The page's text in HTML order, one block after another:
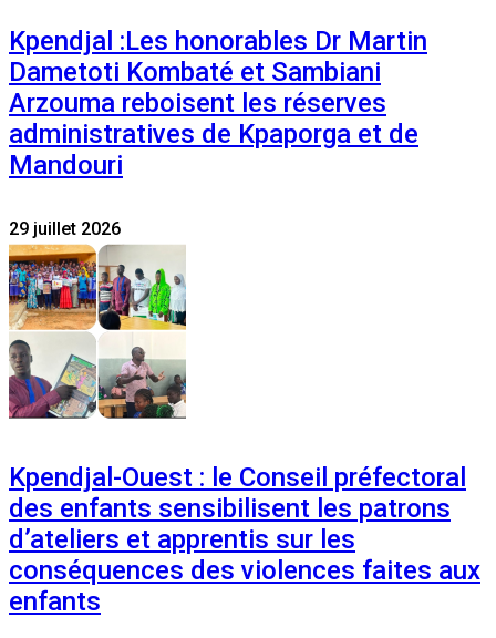
Kpendjal :Les honorables Dr Martin
Dametoti Kombaté et Sambiani
Arzouma reboisent les réserves
administratives de Kpaporga et de
Mandouri
29 juillet 2026
Kpendjal-Ouest : le Conseil préfectoral
des enfants sensibilisent les patrons
d’ateliers et apprentis sur les
conséquences des violences faites aux
enfants